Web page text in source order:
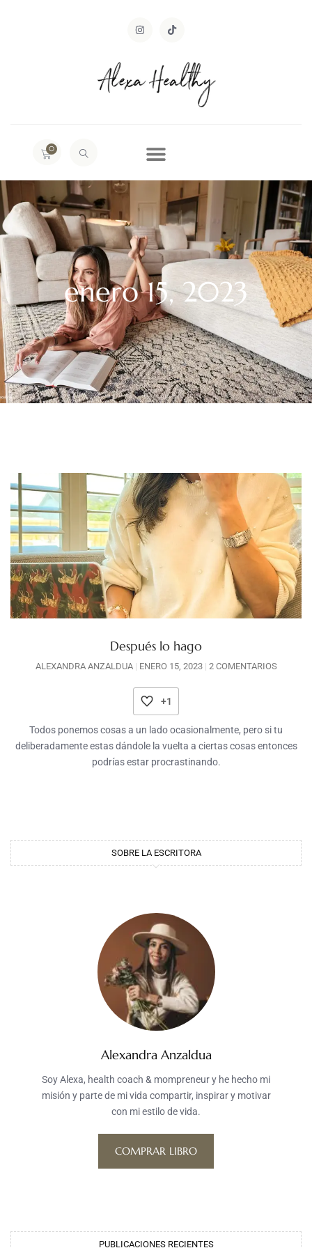
0
enero 15, 2023
Después lo hago
ALEXANDRA ANZALDUA ENERO 15, 2023 2 COMENTARIOS
+1
Todos ponemos cosas a un lado ocasionalmente, pero si tu
deliberadamente estas dándole la vuelta a ciertas cosas entonces
podrías estar procrastinando.
SOBRE LA ESCRITORA
Alexandra Anzaldua
Soy Alexa, health coach & mompreneur y he hecho mi
misión y parte de mi vida compartir, inspirar y motivar
con mi estilo de vida.
COMPRAR LIBRO
PUBLICACIONES RECIENTES